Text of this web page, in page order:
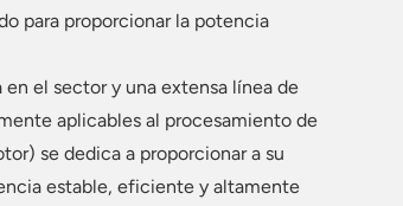
para proporcionar la potencia
el sector y una extensa línea de
aplicables al procesamiento de
se dedica a proporcionar a su
estable, eficiente y altamente